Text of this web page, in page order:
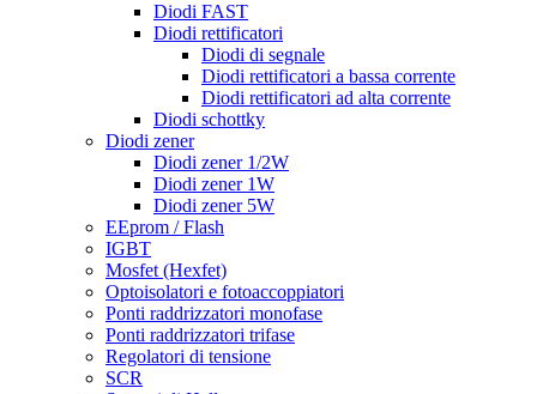
Diodi FAST
Diodi rettificatori
Diodi di segnale
Diodi rettificatori a bassa corrente
Diodi rettificatori ad alta corrente
Diodi schottky
Diodi zener
Diodi zener 1/2W
Diodi zener 1W
Diodi zener 5W
EEprom / Flash
IGBT
Mosfet (Hexfet)
Optoisolatori e fotoaccoppiatori
Ponti raddrizzatori monofase
Ponti raddrizzatori trifase
Regolatori di tensione
SCR